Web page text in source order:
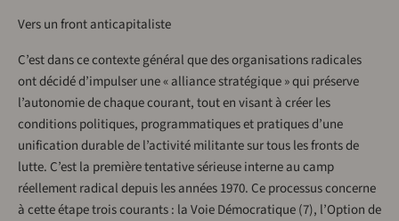
Vers un front anticapitaliste
C’est dans ce contexte général que des organisations radicales
ont décidé d’impulser une « alliance stratégique » qui préserve
l’autonomie de chaque courant, tout en visant à créer les
conditions politiques, programmatiques et pratiques d’une
unification durable de l’activité militante sur tous les fronts de
lutte. C’est la première tentative sérieuse interne au camp
réellement radical depuis les années 1970. Ce processus concerne
à cette étape trois courants : la Voie Démocratique (7), l’Option de